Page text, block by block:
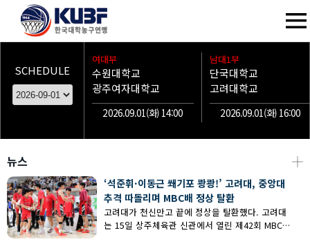
SCHEDULE
여대부
수원대학교
광주여자대학교
2026.09.01(화) 14:00
남대1부
단국대학교
고려대학교
2026.09.01(화) 16:00
뉴스 ┼
‘석준휘·이동근 쐐기포 쾅쾅!’ 고려대, 중앙대
추격 따돌리며 MBC배 정상 탈환
고려대가 천신만고 끝에 정상을 탈환했다. 고려대
는 15일 상주체육관 신관에서 열린 제42회 MBC배